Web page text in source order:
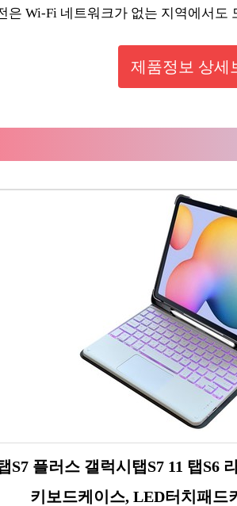
은 Wi-Fi 네트워크가 없는 지역에서도
제품정보 상세
S7 플러스 갤럭시탭S7 11 탭S6
키보드케이스, LED터치패드